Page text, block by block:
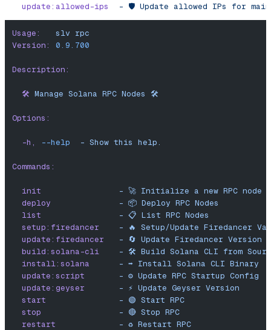
  update:allowed-ips
  -
🛡️ Update allowed IPs for
Usage:
   slv
rpc
Version:
0.9.700
Description:
  🛠️
Manage Solana RPC Nodes 🛠️
Options:
  -h,
--help
  -
Show this help.
Commands:
  init
                -
🚀 Initialize a new RPC node
  deploy
              -
📦 Deploy RPC Nodes
  list
                -
📋 List RPC Nodes
  setup:firedancer
    -
🔥 Setup/Update Firedancer
  update:firedancer
   -
🔄 Update Firedancer Version
  build:solana-cli
    -
🛠️ Build Solana CLI from
  install:solana
      -
➡️ Install Solana CLI Binary
  update:script
       -
⚙️ Update RPC Startup Config
  update:geyser
       -
⚡️ Update Geyser Version
  start
               -
🟢 Start RPC
  stop
                -
🔴 Stop RPC
  restart
             -
♻️ Restart RPC